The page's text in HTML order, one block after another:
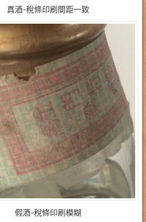
真酒-稅條印刷間距一致
假酒-稅條印刷模糊